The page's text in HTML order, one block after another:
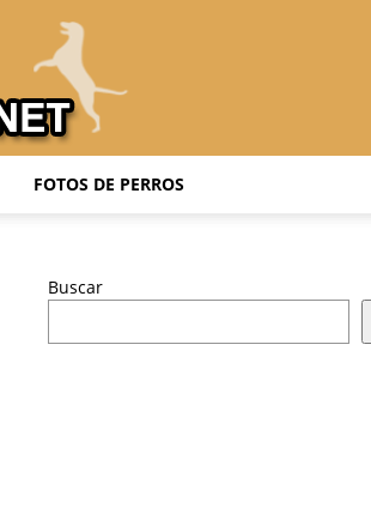
FOTOS DE PERROS
Buscar